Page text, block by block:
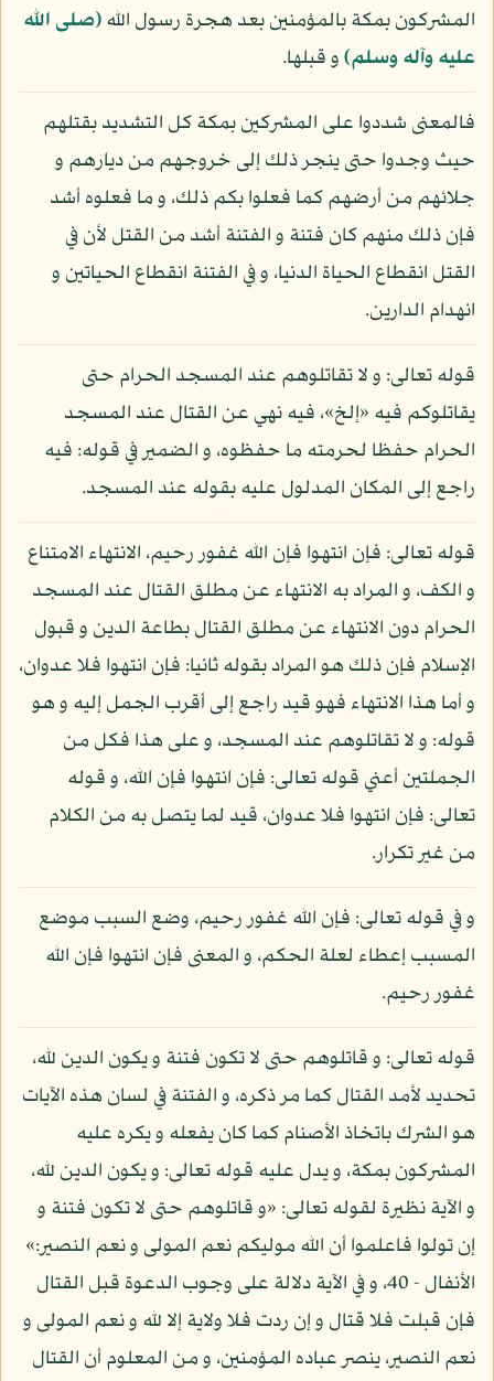
المشركون بمكة بالمؤمنين بعد هجرة رسول الله(صلى الله
عليه وآله وسلم)و قبلها.
فالمعنى شددوا على المشركين بمكة كل التشديد بقتلهم
حيث وجدوا حتى ينجر ذلك إلى خروجهم من ديارهم و
جلائهم من أرضهم كما فعلوا بكم ذلك، و ما فعلوه أشد
فإن ذلك منهم كان فتنة و الفتنة أشد من القتل لأن في
القتل انقطاع الحياة الدنيا، و في الفتنة انقطاع الحياتين و
انهدام الدارين.
قوله تعالى: و لا تقاتلوهم عند المسجد الحرام حتى
يقاتلوكم فيه «إلخ»، فيه نهي عن القتال عند المسجد
الحرام حفظا لحرمته ما حفظوه، و الضمير في قوله: فيه
راجع إلى المكان المدلول عليه بقوله عند المسجد.
قوله تعالى: فإن انتهوا فإن الله غفور رحيم، الانتهاء الامتناع
و الكف، و المراد به الانتهاء عن مطلق القتال عند المسجد
الحرام دون الانتهاء عن مطلق القتال بطاعة الدين و قبول
الإسلام فإن ذلك هو المراد بقوله ثانيا: فإن انتهوا فلا عدوان،
و أما هذا الانتهاء فهو قيد راجع إلى أقرب الجمل إليه و هو
قوله: و لا تقاتلوهم عند المسجد، و على هذا فكل من
الجملتين أعني قوله تعالى: فإن انتهوا فإن الله، و قوله
تعالى: فإن انتهوا فلا عدوان، قيد لما يتصل به من الكلام
من غير تكرار.
و في قوله تعالى: فإن الله غفور رحيم، وضع السبب موضع
المسبب إعطاء لعلة الحكم، و المعنى فإن انتهوا فإن الله
غفور رحيم.
قوله تعالى: و قاتلوهم حتى لا تكون فتنة و يكون الدين لله،
تحديد لأمد القتال كما مر ذكره، و الفتنة في لسان هذه الآيات
هو الشرك باتخاذ الأصنام كما كان يفعله و يكره عليه
المشركون بمكة، و يدل عليه قوله تعالى: و يكون الدين لله،
و الآية نظيرة لقوله تعالى: «و قاتلوهم حتى لا تكون فتنة و
إن تولوا فاعلموا أن الله موليكم نعم المولى و نعم النصير:»
الأنفال - 40، و في الآية دلالة على وجوب الدعوة قبل القتال
فإن قبلت فلا قتال و إن ردت فلا ولاية إلا لله و نعم المولى و
نعم النصير، ينصر عباده المؤمنين، و من المعلوم أن القتال